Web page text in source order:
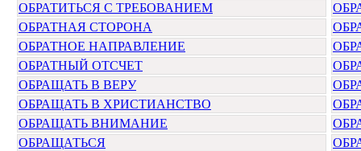
ОБРАТИТЬСЯ С ТРЕБОВАНИЕМ
ОБРАТНАЯ СТОРОНА
ОБРАТНОЕ НАПРАВЛЕНИЕ
ОБРАТНЫЙ ОТСЧЕТ
ОБРАЩАТЬ В ВЕРУ
ОБРАЩАТЬ В ХРИСТИАНСТВО
ОБРАЩАТЬ ВНИМАНИЕ
ОБРАЩАТЬСЯ